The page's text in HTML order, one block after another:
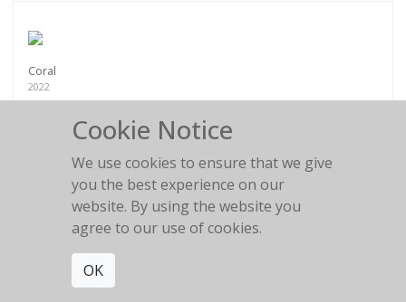
Coral
2022
Chantal #1
Cookie Notice
We use cookies to ensure that we give
you the best experience on our
website. By using the website you
agree to our use of cookies.
OK